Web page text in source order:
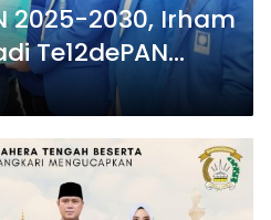
2025-2030, Irham
Te12dePAN